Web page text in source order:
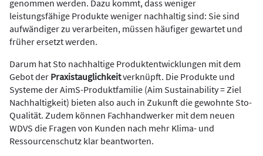
genommen werden. Dazu kommt, dass weniger
leistungsfähige Produkte weniger nachhaltig sind: Sie sind
aufwändiger zu verarbeiten, müssen häufiger gewartet und
früher ersetzt werden.
Darum hat Sto nachhaltige Produktentwicklungen mit dem
Gebot der Praxistauglichkeitverknüpft. Die Produkte und
Systeme der AimS-Produktfamilie (Aim Sustainability = Ziel
Nachhaltigkeit) bieten also auch in Zukunft die gewohnte Sto-
Qualität. Zudem können Fachhandwerker mit dem neuen
WDVS die Fragen von Kunden nach mehr Klima- und
Ressourcenschutz klar beantworten.